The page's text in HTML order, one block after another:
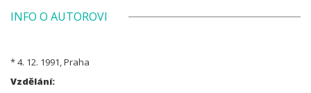
INFO O AUTOROVI
* 4. 12. 1991, Praha
Vzdělání: